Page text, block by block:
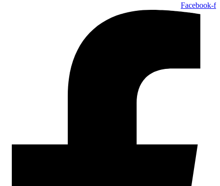
Facebook-f